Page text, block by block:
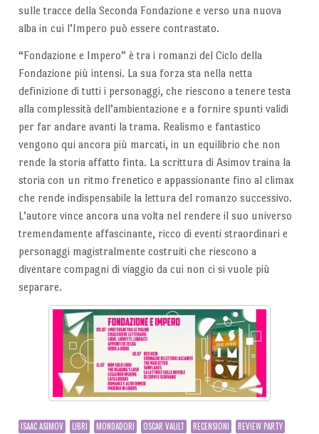
sulle tracce della Seconda Fondazione e verso una nuova
alba in cui l’Impero può essere contrastato.
“Fondazione e Impero” è tra i romanzi del Ciclo della
Fondazione più intensi. La sua forza sta nella netta
definizione di tutti i personaggi, che riescono a tenere testa
alla complessità dell’ambientazione e a fornire spunti validi
per far andare avanti la trama. Realismo e fantastico
vengono qui ancora più marcati, in un equilibrio che non
rende la storia affatto finta. La scrittura di Asimov traina la
storia con un ritmo frenetico e appassionante fino al climax
che rende indispensabile la lettura del romanzo successivo.
L’autore vince ancora una volta nel rendere il suo universo
tremendamente affascinante, ricco di eventi straordinari e
personaggi magistralmente costruiti che riescono a
diventare compagni di viaggio da cui non ci si vuole più
separare.
ISAAC ASIMOV LIBRI MONDADORI OSCAR VAULT RECENSIONI
REVIEW PARTY